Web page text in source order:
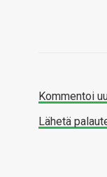
Kommentoi
Lähetä